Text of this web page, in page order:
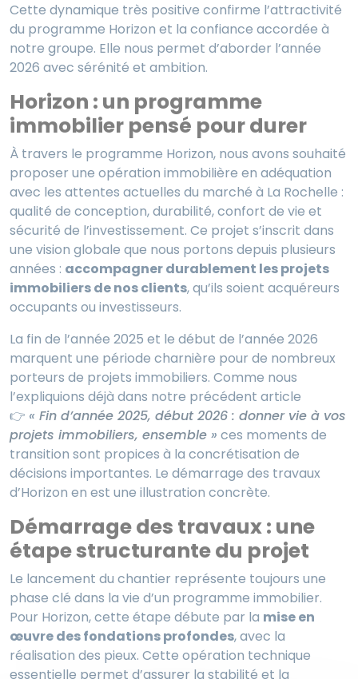
Cette dynamique très positive confirme l’attractivité
du programme Horizon et la confiance accordée à
notre groupe. Elle nous permet d’aborder l’année
2026 avec sérénité et ambition.
Horizon : un programme
immobilier pensé pour durer
À travers le programme Horizon, nous avons souhaité
proposer une opération immobilière en adéquation
avec les attentes actuelles du marché à La Rochelle :
qualité de conception, durabilité, confort de vie et
sécurité de l’investissement. Ce projet s’inscrit dans
une vision globale que nous portons depuis plusieurs
années : accompagner durablement les projets
immobiliers de nos clients, qu’ils soient acquéreurs
occupants ou investisseurs.
La fin de l’année 2025 et le début de l’année 2026
marquent une période charnière pour de nombreux
porteurs de projets immobiliers. Comme nous
l’expliquions déjà dans notre précédent article
👉 « Fin d’année 2025, début 2026 : donner vie à vos
projets immobiliers, ensemble » ces moments de
transition sont propices à la concrétisation de
décisions importantes. Le démarrage des travaux
d’Horizon en est une illustration concrète.
Démarrage des travaux : une
étape structurante du projet
Le lancement du chantier représente toujours une
phase clé dans la vie d’un programme immobilier.
Pour Horizon, cette étape débute par la mise en
œuvre des fondations profondes, avec la
réalisation des pieux. Cette opération technique
essentielle permet d’assurer la stabilité et la